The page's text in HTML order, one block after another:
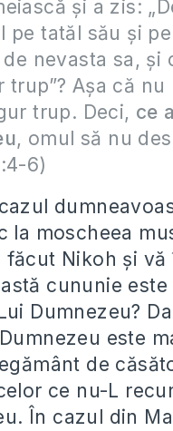
şi a zis:
pe tatăl său şi
nevasta sa, şi
trup”? Aşa că
trup. Deci, ce
, omul să nu
6)
la moscheea
făcut Nikoh şi vă
cununie este
Dumnezeu?
este
de
ce nu-L
În cazul din